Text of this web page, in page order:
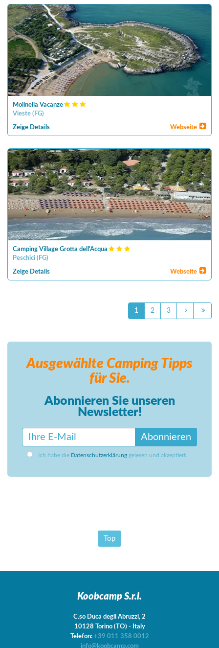
Molinella Vacanze
Vieste ( FG)
Zeige Details Webseite
Camping Village Grotta dell'Acqua
Peschici ( FG)
Zeige Details Webseite
1 2 3
Ausgewählte Camping Tipps
für Sie.
Abonnieren Sie unseren
Newsletter!
Abonnieren
Ich habe die Datenschutzerklärung gelesen und akzeptiert.
Top
Koobcamp S.r.l.
C.so Duca degli Abruzzi, 2
10128 Torino (TO) - Italy
Telefon: +39 011 358 0012
info@koobcamp.com